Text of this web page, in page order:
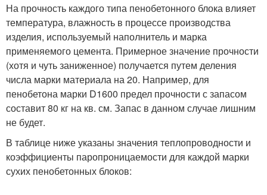
На прочность каждого типа пенобетонного блока влияет
температура, влажность в процессе производства
изделия, используемый наполнитель и марка
применяемого цемента. Примерное значение прочности
(хотя и чуть заниженное) получается путем деления
числа марки материала на 20. Например, для
пенобетона марки D1600 предел прочности с запасом
составит 80 кг на кв. см. Запас в данном случае лишним
не будет.
В таблице ниже указаны значения теплопроводности и
коэффициенты паропроницаемости для каждой марки
сухих пенобетонных блоков: